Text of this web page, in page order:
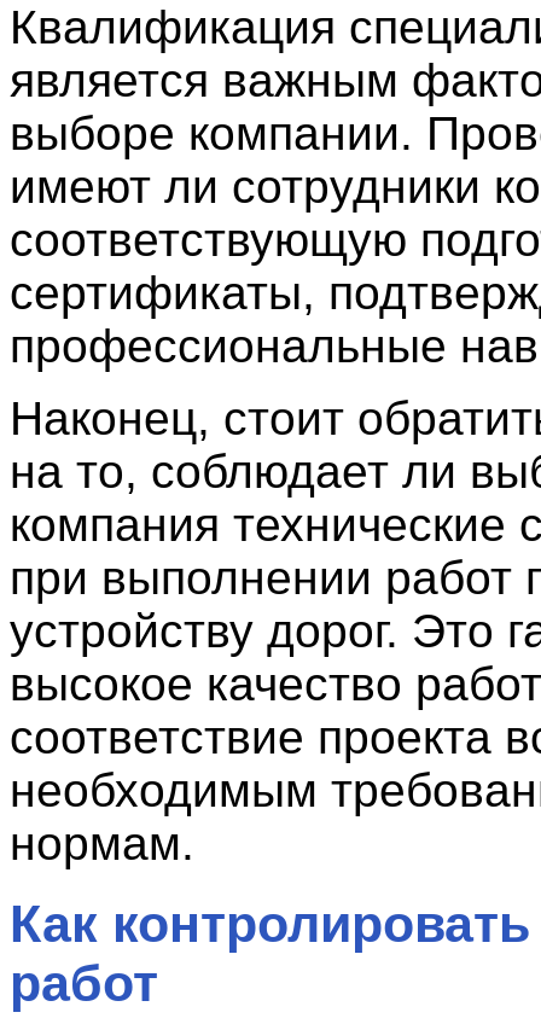
Квалификация
является важным
выборе компании.
имеют ли сотрудники
соответствующую
сертификаты,
профессиональные
Наконец, стоит
на то, соблюдает ли
компания технические
при выполнении работ
устройству дорог. Это
высокое качество
соответствие проекта
необходимым
нормам.
Как
работ